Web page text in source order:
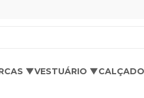
▼VESTUÁRIO ▼